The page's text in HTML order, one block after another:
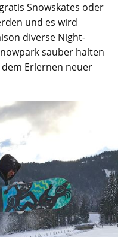
Snowskates oder
und es wird
diverse Night-
sauber halten
Erlernen neuer